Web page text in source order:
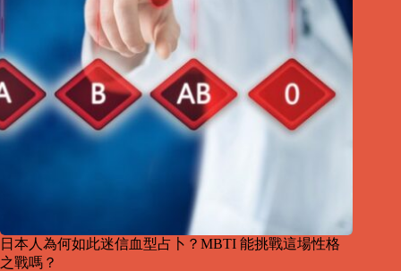
日本人為何如此迷信血型占卜？MBTI 能挑戰這場性格
之戰嗎？